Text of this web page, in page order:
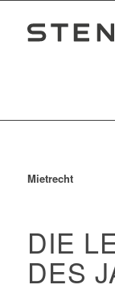
Mietrecht
DIE
DES